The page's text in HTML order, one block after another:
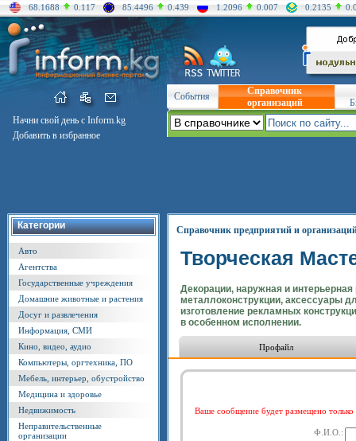
68.1688 0.117 85.4496 0.439 1.2096 0.007 0.2135
Начни свой день с Inform.kg
Добавить в избранное
События
Справочник
организаций
Категории
Авто
Агентства
Государственные учреждения
Домашние животные и растения
Досуг и развлечения
Информация, СМИ
Кино, видео, аудио
Компьютеры, оргтехника, ПО
Мебель, интерьер, обустройство
Медицина и здоровье
Недвижимость
Неправительственные
организации
Справочник предприятий и
Творческая
Декорации, наружная и
металлоконструкции, аксессуары
изготовление рекламных
в особенном исполнении.
Профайл
Ваше сообщение будет размещено
Ф.И.О.: